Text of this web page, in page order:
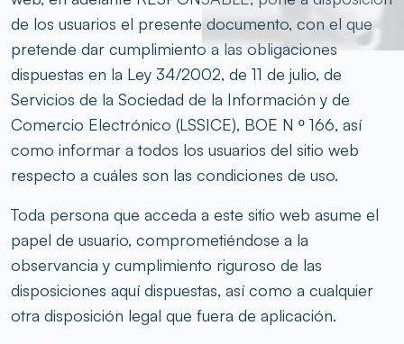
de los usuarios el presente documento, con el que
pretende dar cumplimiento a las obligaciones
dispuestas en la Ley 34/2002, de 11 de julio, de
Servicios de la Sociedad de la Información y de
Comercio Electrónico (LSSICE), BOE N º 166, así
como informar a todos los usuarios del sitio web
respecto a cuáles son las condiciones de uso.
Toda persona que acceda a este sitio web asume el
papel de usuario, comprometiéndose a la
observancia y cumplimiento riguroso de las
disposiciones aquí dispuestas, así como a cualquier
otra disposición legal que fuera de aplicación.